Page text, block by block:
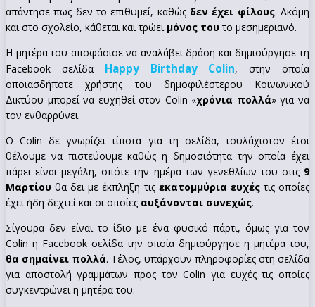
απάντησε πως δεν το επιθυμεί, καθώς δεν έχει φίλους. Ακόμη
και στο σχολείο, κάθεται και τρώει μόνος τουτο μεσημεριανό.
Η μητέρα του αποφάσισε να αναλάβει δράση και δημιούργησε τη
Facebook σελίδα Happy Birthday Colin, στην οποία
οποιασδήποτε χρήστης του δημοφιλέστερου Κοινωνικού
Δικτύου μπορεί να ευχηθεί στον Colin «χρόνια πολλά» για να
τον ενθαρρύνει.
Ο Colin δε γνωρίζει τίποτα για τη σελίδα, τουλάχιστον έτσι
θέλουμε να πιστεύουμε καθώς η δημοσιότητα την οποία έχει
πάρει είναι μεγάλη, οπότε την ημέρα των γενεθλίων του στις 9
Μαρτίου θα δει με έκπληξη τις εκατομμύρια ευχέςτις οποίες
έχει ήδη δεχτεί και οι οποίες αυξάνονται συνεχώς.
Σίγουρα δεν είναι το ίδιο με ένα φυσικό πάρτι, όμως για τον
Colin η Facebook σελίδα την οποία δημιούργησε η μητέρα του,
θα σημαίνει πολλά. Τέλος, υπάρχουν πληροφορίες στη σελίδα
για αποστολή γραμμάτων προς τον Colin για ευχές τις οποίες
συγκεντρώνει η μητέρα του.